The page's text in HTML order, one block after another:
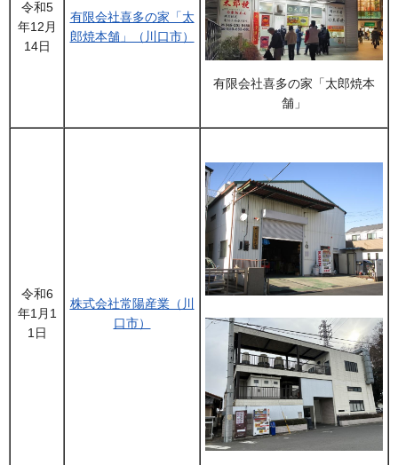
令和5
年12月
14日
有限会社喜多の家「太
郎焼本舗」（川口市）
有限会社喜多の家「太郎焼本
舗」
令和6
年1月1
1日
株式会社常陽産業（川
口市）